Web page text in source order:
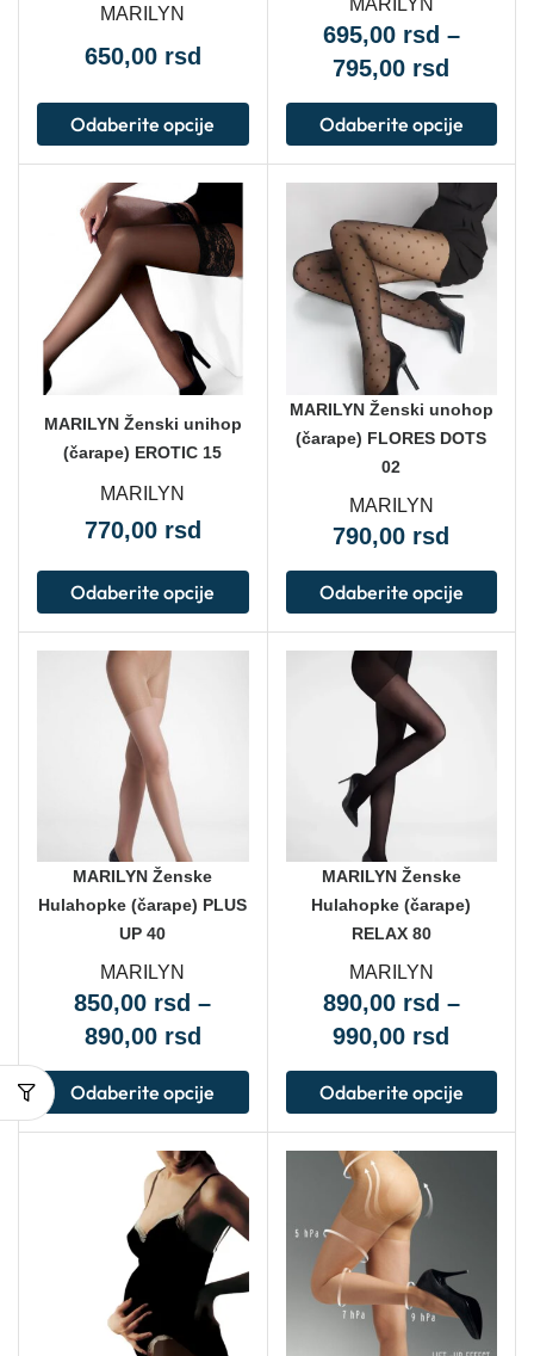
MARILYN
650,00 rsd
Odaberite opcije
MARILYN
695,00 rsd –
795,00 rsd
Odaberite opcije
MARILYN Ženski unihop
(čarape) EROTIC 15
MARILYN
770,00 rsd
Odaberite opcije
MARILYN Ženski unohop
(čarape) FLORES DOTS
02
MARILYN
790,00 rsd
Odaberite opcije
MARILYN Ženske
Hulahopke (čarape) PLUS
UP 40
MARILYN
850,00 rsd –
890,00 rsd
Odaberite opcije
MARILYN Ženske
Hulahopke (čarape)
RELAX 80
MARILYN
890,00 rsd –
990,00 rsd
Odaberite opcije